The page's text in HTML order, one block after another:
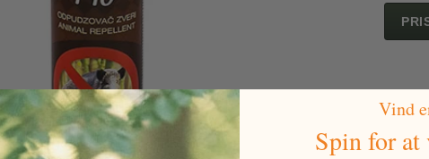
Vind
Spin for at